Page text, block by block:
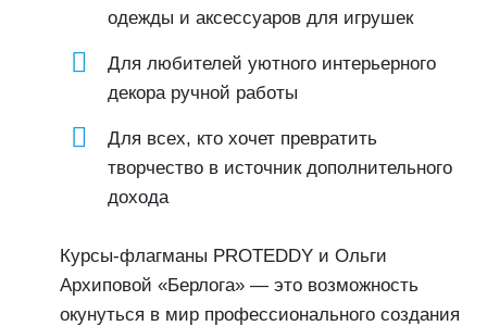
одежды и аксессуаров для игрушек
Для любителей уютного интерьерного
декора ручной работы
Для всех, кто хочет превратить
творчество в источник дополнительного
дохода
Курсы-флагманы PROTEDDY и Ольги
Архиповой «Берлога» — это возможность
окунуться в мир профессионального создания